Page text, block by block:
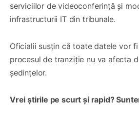
serviciilor de videoconferință și
infrastructurii IT din tribunale.
Oficialii susțin că toate datele vor
procesul de tranziție nu va afecta
ședințelor.
Vrei știrile pe scurt și rapid?